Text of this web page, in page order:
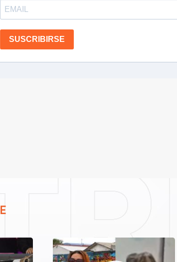
SUSCRIBIRSE